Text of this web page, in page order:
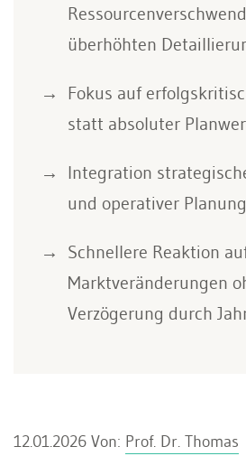
überhöhten
Fokus auf
statt absoluter
Integration
und operativer
Schnellere Reaktion
Marktveränderungen
Verzögerung durch
12.01.2026 Von: Prof. Dr. Thomas